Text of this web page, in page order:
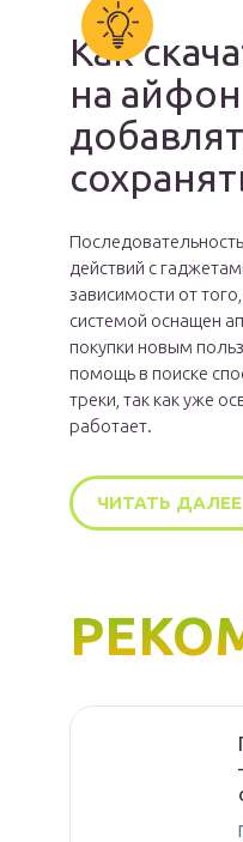
Как
на
действий с
зависимости от
системой оснащен
покупки новым
помощь в поиске
треки, так как уже
работает.
ЧИТАТЬ ДАЛЕЕ